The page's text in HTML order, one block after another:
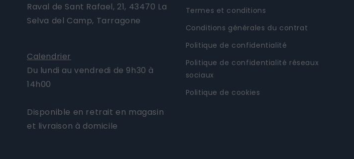
Raval de Sant Rafael, 21, 43470 La
Selva del Camp, Tarragone
Calendrier
Du lundi au vendredi de 9h30 à
14h00
Disponible en retrait en magasin
et livraison à domicile
Termes et conditions
Conditions générales du contrat
Politique de confidentialité
Politique de confidentialité réseaux
sociaux
Politique de cookies